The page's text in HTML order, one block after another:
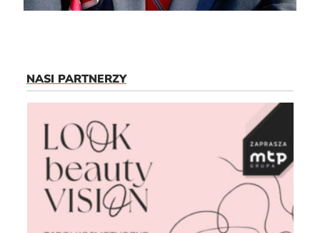
NASI PARTNERZY